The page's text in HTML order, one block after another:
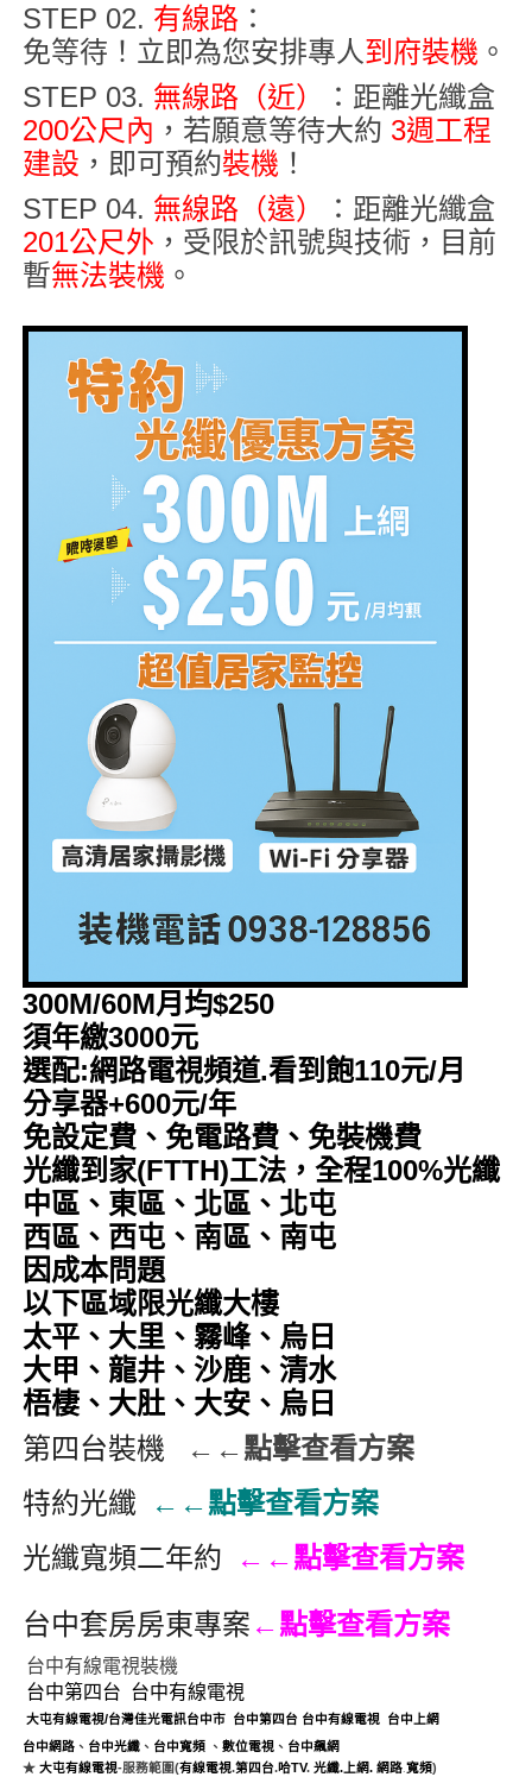
STEP 02. 有線路 ：
免等待！立即為您安排專人到府裝機 。
STEP 03. 無線路（近）
：距離光纖盒
200公尺內 ，若願意等待大約 3週工程
建設 ，即可預約裝機 ！
STEP 04. 無線路（遠）
：距離光纖盒
201公尺外 ，受限於訊號與技術，目前
暫無法裝機 。
300M/60M月均$250
須年繳3000元
選配:網路電視頻道.看到飽110元/月
分享器+600元/年
免設定費、免電路費、免裝機費
光纖到家(FTTH)工法，全程100%光纖
中區、東區、北區、北屯
西區、西屯、南區、南屯
因成本問題
以下區域限光纖大樓
太平、大里、霧峰、烏日
大甲、龍井、沙鹿、清水
梧棲、大肚、大安、烏日
第四台裝機 ←←點擊查看方案
特約光纖←←點擊查看方案
光纖寬頻二年約 ←←點擊查看方案
台中套房房東專案 ←點擊查看方案
台中有線電視裝機
台中第四台 台中有線電視
大屯有線電視/台灣佳光電訊台中市 台中第四台 台中有線電視
台中上網
台中網路、 台中光纖、 台中寬頻 、 數位電視 、 台中飆網
★ 大屯有線電視-服務範圍(有線電視.第四台.哈TV. 光纖.上網. 網路.寬頻)